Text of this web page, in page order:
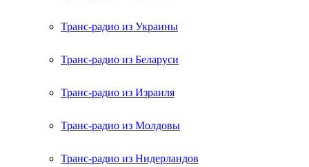
Транс-радио из Украины
Транс-радио из Беларуси
Транс-радио из Израиля
Транс-радио из Молдовы
Транс-радио из Нидерландов